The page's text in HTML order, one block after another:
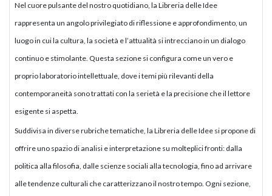
Nel cuore pulsante del nostro quotidiano, la Libreria delle Idee
rappresenta un angolo privilegiato di riflessione e approfondimento, un
luogo in cui la cultura, la società e l’attualità si intrecciano in un dialogo
continuo e stimolante. Questa sezione si configura come un vero e
proprio laboratorio intellettuale, dove i temi più rilevanti della
contemporaneità sono trattati con la serietà e la precisione che il lettore
esigente si aspetta.
Suddivisa in diverse rubriche tematiche, la Libreria delle Idee si propone di
offrire uno spazio di analisi e interpretazione su molteplici fronti: dalla
politica alla filosofia, dalle scienze sociali alla tecnologia, fino ad arrivare
alle tendenze culturali che caratterizzano il nostro tempo. Ogni sezione,